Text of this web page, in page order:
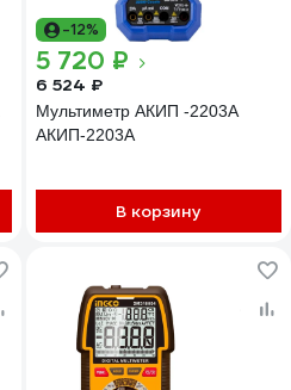
-12%
5 720 ₽
6 524 ₽
Мультиметр АКИП -2203А
АКИП-2203А
В корзину